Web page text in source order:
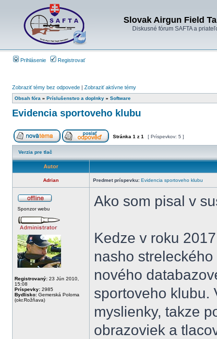
Slovak Airgun Field
Diskusné fórum SAFTA a
Prihlásenie Registrovať
Zobraziť témy bez odpovede | Zobraziť aktívne témy
Obsah fóra » Príslušenstvo a doplnky » Software
Evidencia sportoveho klubu
Stránka 1 z 1 [ Príspevkov: 5 ]
Verzia pre tlač
Autor
Adrian Predmet príspevku: Evidencia sportoveho klubu
Sponzor webu
Registrovaný: 23 Jún 2010,
15:08
Príspevky: 2985
Bydlisko: Gemerská Poloma
(okr.Rožňava)
Ako som pisal v
Kedze v roku
nasho
nového
sportoveho klubu.
myslienky, takze
obrazoviek a